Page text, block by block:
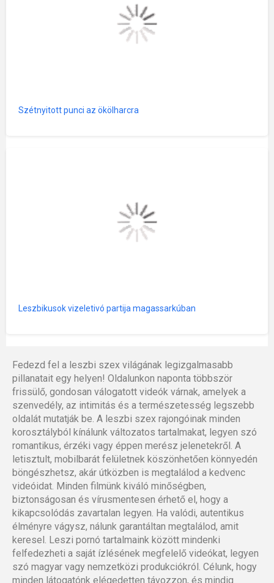
Szétnyitott punci az ökölharcra
Leszbikusok vizeletivó partija magassarkúban
Fedezd fel a leszbi szex világának legizgalmasabb
pillanatait egy helyen! Oldalunkon naponta többször
frissülő, gondosan válogatott videók várnak, amelyek a
szenvedély, az intimitás és a természetesség legszebb
oldalát mutatják be. A leszbi szex rajongóinak minden
korosztályból kínálunk változatos tartalmakat, legyen szó
romantikus, érzéki vagy éppen merész jelenetekről. A
letisztult, mobilbarát felületnek köszönhetően könnyedén
böngészhetsz, akár útközben is megtalálod a kedvenc
videóidat. Minden filmünk kiváló minőségben,
biztonságosan és vírusmentesen érhető el, hogy a
kikapcsolódás zavartalan legyen. Ha valódi, autentikus
élményre vágysz, nálunk garantáltan megtalálod, amit
keresel. Leszi pornó tartalmaink között mindenki
felfedezheti a saját ízlésének megfelelő videókat, legyen
szó magyar vagy nemzetközi produkciókról. Célunk, hogy
minden látogatónk elégedetten távozzon, és mindig